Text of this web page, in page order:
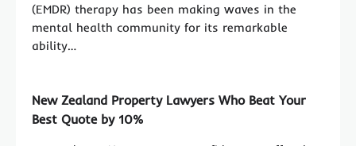
(EMDR) therapy has been making waves in the
mental health community for its remarkable
ability…
New Zealand Property Lawyers Who Beat Your
Best Quote by 10%